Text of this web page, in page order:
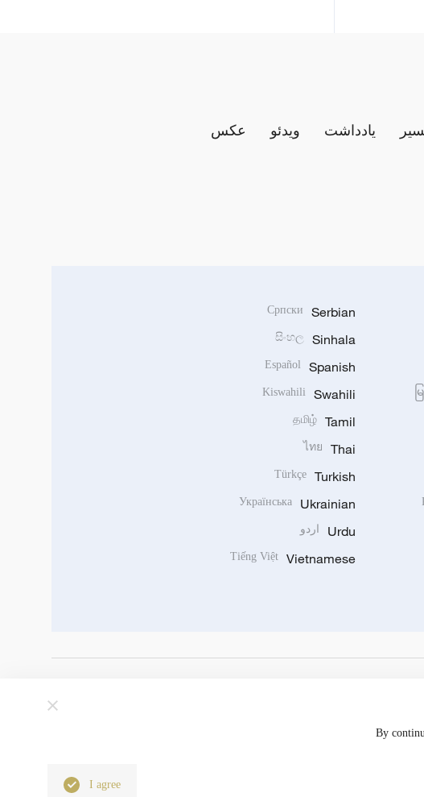
یادداشت ویدئو عکس
Serbian
Српски
Sinhala
සිංහල
Spanish
Español
Swahili
Kiswahili
Tamil
தமிழ்
Thai
ไทย
Turkish
Türkçe
Ukrainian
Українська
Urdu اردو
Vietnamese
Tiếng Việt
By
I agree